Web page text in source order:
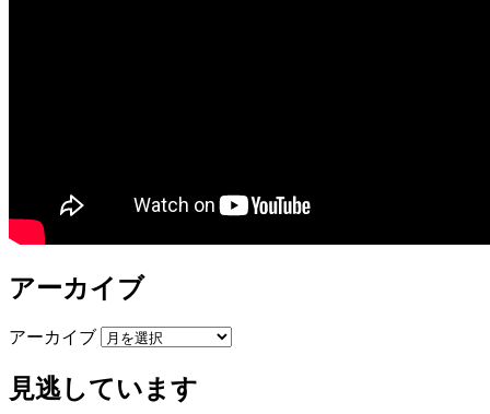
アーカイブ
アーカイブ
見逃しています